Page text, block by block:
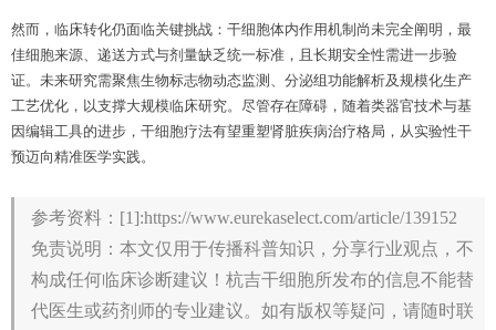
然而，临床转化仍面临关键挑战：干细胞体内作用机制尚未完全阐明，最
佳细胞来源、递送方式与剂量缺乏统一标准，且长期安全性需进一步验
证。未来研究需聚焦生物标志物动态监测、分泌组功能解析及规模化生产
工艺优化，以支撑大规模临床研究。尽管存在障碍，随着类器官技术与基
因编辑工具的进步，干细胞疗法有望重塑肾脏疾病治疗格局，从实验性干
预迈向精准医学实践。
参考资料：[1]:https://www.eurekaselect.com/article/139152
免责说明：本文仅用于传播科普知识，分享行业观点，不
构成任何临床诊断建议！杭吉干细胞所发布的信息不能替
代医生或药剂师的专业建议。如有版权等疑问，请随时联